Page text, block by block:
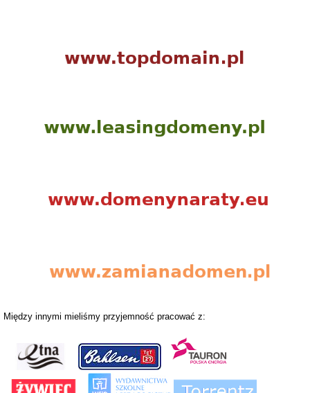
Między innymi mieliśmy przyjemność pracować z: